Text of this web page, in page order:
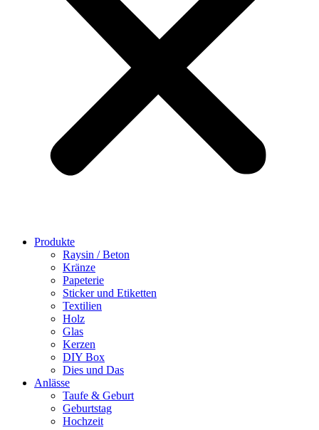
Produkte
Raysin / Beton
Kränze
Papeterie
Sticker und Etiketten
Textilien
Holz
Glas
Kerzen
DIY Box
Dies und Das
Anlässe
Taufe & Geburt
Geburtstag
Hochzeit